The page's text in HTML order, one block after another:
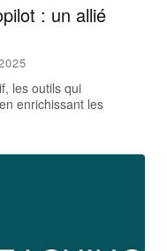
: un allié
les outils qui
enrichissant les